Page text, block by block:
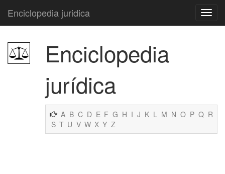
Enciclopedia juridica
Enciclopedia
jurídica
A B C D E F G H I J K L M N O P Q R
S T U V W X Y Z